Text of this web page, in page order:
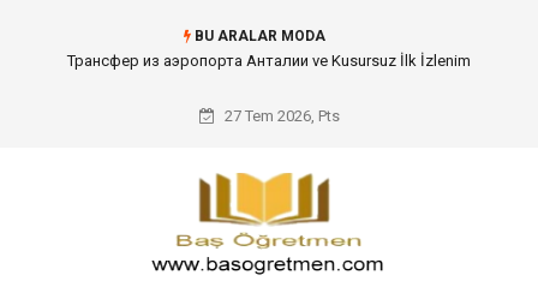
BU ARALAR MODA
Трансфер из аэропорта Анталии ve Kusursuz İlk İzlenim
27 Tem 2026, Pts